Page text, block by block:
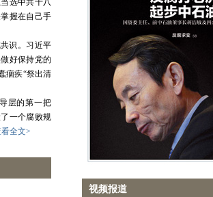
选中共十八
握在自己手
识。习近平
好保持党的
痼疾“祭出清
层的第一把
一个腐败规
全文>
视频报道